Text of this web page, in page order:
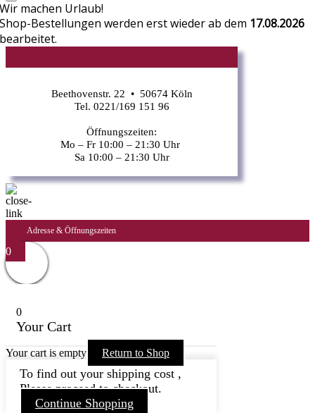
Wir machen Urlaub!
Shop-Bestellungen werden erst wieder ab dem 17.08.2026
bearbeitet.
Beethovenstr. 22 • 50674 Köln
Tel. 0221/169 151 96
Öffnungszeiten:
Mo – Fr 10:00 – 21:30 Uhr
Sa 10:00 – 21:30 Uhr
Adresse & Öffnungszeiten
0
0
Your Cart
Your cart is empty Return to Shop
To find out your shipping cost ,
Please proceed to checkout.
Continue Shopping